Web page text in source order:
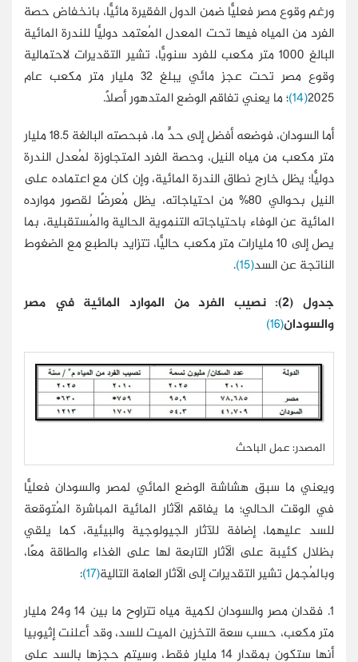
ورغم وقوع مصر فعليًّا ضمن الدول الفقيرة مائيًّا، بانخفاض حصة
الفرد من المياه فيها تحت المعدل المُعتمد دوليًّا للندرة المائية
البالغ 1000 متر مكعب للفرد سنويًّا، تشير التقديرات لاحتمالية
وقوع مصر تحت عجز مائي يبلغ 32 مليار متر مكعب عام
2025
(14)
؛ ما يعني تفاقم الوضع المتدهور أصلًا.
أما السودان، فوضعه أفضل إلى حدٍّ ما، فبحصته البالغة 18.5 مليار
متر مكعب من مياه النيل، وحصة الفرد المتجاوزة لمُعدل الندرة
دوليًّا؛ يظل خارج نطاق الندرة المائية، وإن كان مع اعتماده على
النيل بحوالي 80% من احتياجاته، يظل مُعرضًا لقصور موارده
المائية عن الوفاء باحتياجاته التنموية الحالية والمُستقبلية، بما
يصل إلى 10 مليارات متر مكعب حاليًّا، تتزايد بالطبع مع الضغوط
الناتجة عن السد(15)
.
جدول (2): نصيب الفرد من الموارد المائية في مصر
والسودان(16)
المصدر: عمل الباحث
ويعني ما سبق هشاشة الوضع المائي لمصر والسودان فعليًّا
في الوقت الحالي؛ ما يفاقم الآثار المائية المباشرة المُتوقعة
للسد عليهما، إضافة للآثار الجيولوجية والبيئية، كما يلقي
بظلال كئيبة على الآثار التابعة لها على الغذاء والطاقة معًا،
وبالمُجمل تشير التقديرات إلى الآثار العامة التالية(17)
:
1. فقدان مصر والسودان لكمية مياه تتراوح ما بين 14 و24 مليار
متر مكعب، حسب سعة التخزين الميت للسد، وقد أعلنت إثيوبيا
أنها ستكون بمقدار 14 مليار فقط، وسيتم حجزها بالسد على